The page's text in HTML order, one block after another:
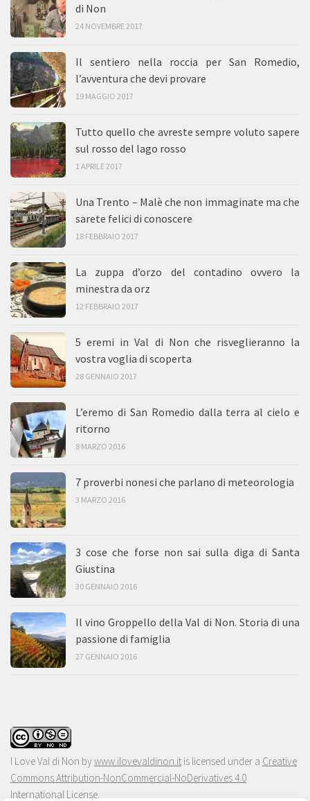
di Non
24 NOVEMBRE 2017
Il sentiero nella roccia per San Romedio,
l’avventura che devi provare
19 MAGGIO 2017
Tutto quello che avreste sempre voluto sapere
sul rosso del lago rosso
1 APRILE 2017
Una Trento – Malè che non immaginate ma che
sarete felici di conoscere
18 FEBBRAIO 2017
La zuppa d’orzo del contadino ovvero la
minestra da orz
12 FEBBRAIO 2017
5 eremi in Val di Non che risveglieranno la
vostra voglia di scoperta
28 GENNAIO 2017
L’eremo di San Romedio dalla terra al cielo e
ritorno
8 MARZO 2016
7 proverbi nonesi che parlano di meteorologia
3 MARZO 2016
3 cose che forse non sai sulla diga di Santa
Giustina
30 GENNAIO 2016
Il vino Groppello della Val di Non. Storia di una
passione di famiglia
27 GENNAIO 2016
I Love Val di Non bywww.ilovevaldinon.it is licensed under a Creative
Commons Attribution-NonCommercial-NoDerivatives 4.0
International License.